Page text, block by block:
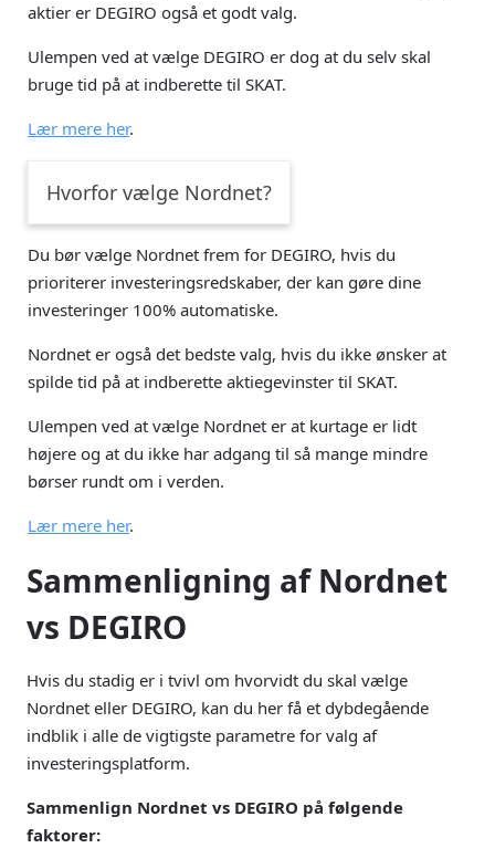
aktier er DEGIRO også et godt valg.
Ulempen ved at vælge DEGIRO er dog at du selv skal
bruge tid på at indberette til SKAT.
Lær mere her.
Hvorfor vælge Nordnet?
Du bør vælge Nordnet frem for DEGIRO, hvis du
prioriterer investeringsredskaber, der kan gøre dine
investeringer 100% automatiske.
Nordnet er også det bedste valg, hvis du ikke ønsker at
spilde tid på at indberette aktiegevinster til SKAT.
Ulempen ved at vælge Nordnet er at kurtage er lidt
højere og at du ikke har adgang til så mange mindre
børser rundt om i verden.
Lær mere her.
Sammenligning af Nordnet
vs DEGIRO
Hvis du stadig er i tvivl om hvorvidt du skal vælge
Nordnet eller DEGIRO, kan du her få et dybdegående
indblik i alle de vigtigste parametre for valg af
investeringsplatform.
Sammenlign Nordnet vs DEGIRO på følgende
faktorer: